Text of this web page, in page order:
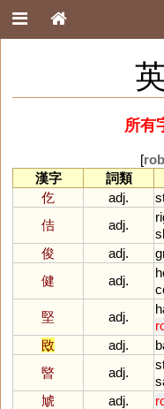
所有
[
漢字
詞類
仡
adj.
佶
adj.
俊
adj.
健
adj.
堅
adj.
敃
adj.
暋
adj.
虓
adj.